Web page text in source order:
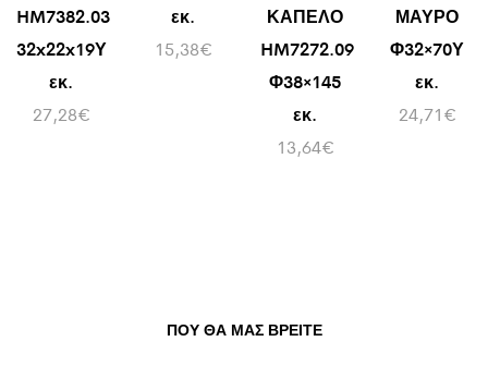
HM7382.03
32x22x19Υ
εκ.
27,28€
εκ.
15,38€
ΚΑΠΕΛΟ
HM7272.09
Φ38×145
εκ.
13,64€
ΜΑΥΡΟ
Φ32×70Υ
εκ.
24,71€
ΠΟΥ ΘΑ ΜΑΣ ΒΡΕΊΤΕ